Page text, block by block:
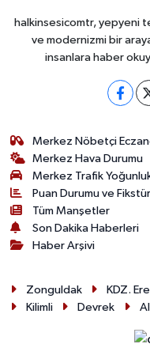
halkinsesicomtr, yepyeni
ve modernizmi bir
insanlara haber
Merkez Nöbetçi
Merkez Hava Durumu
Merkez Trafik
Puan Durumu ve Fikstür
Tüm Manşetler
Son Dakika Haberleri
Haber Arşivi
Zonguldak KDZ.
Kilimli
Devrek